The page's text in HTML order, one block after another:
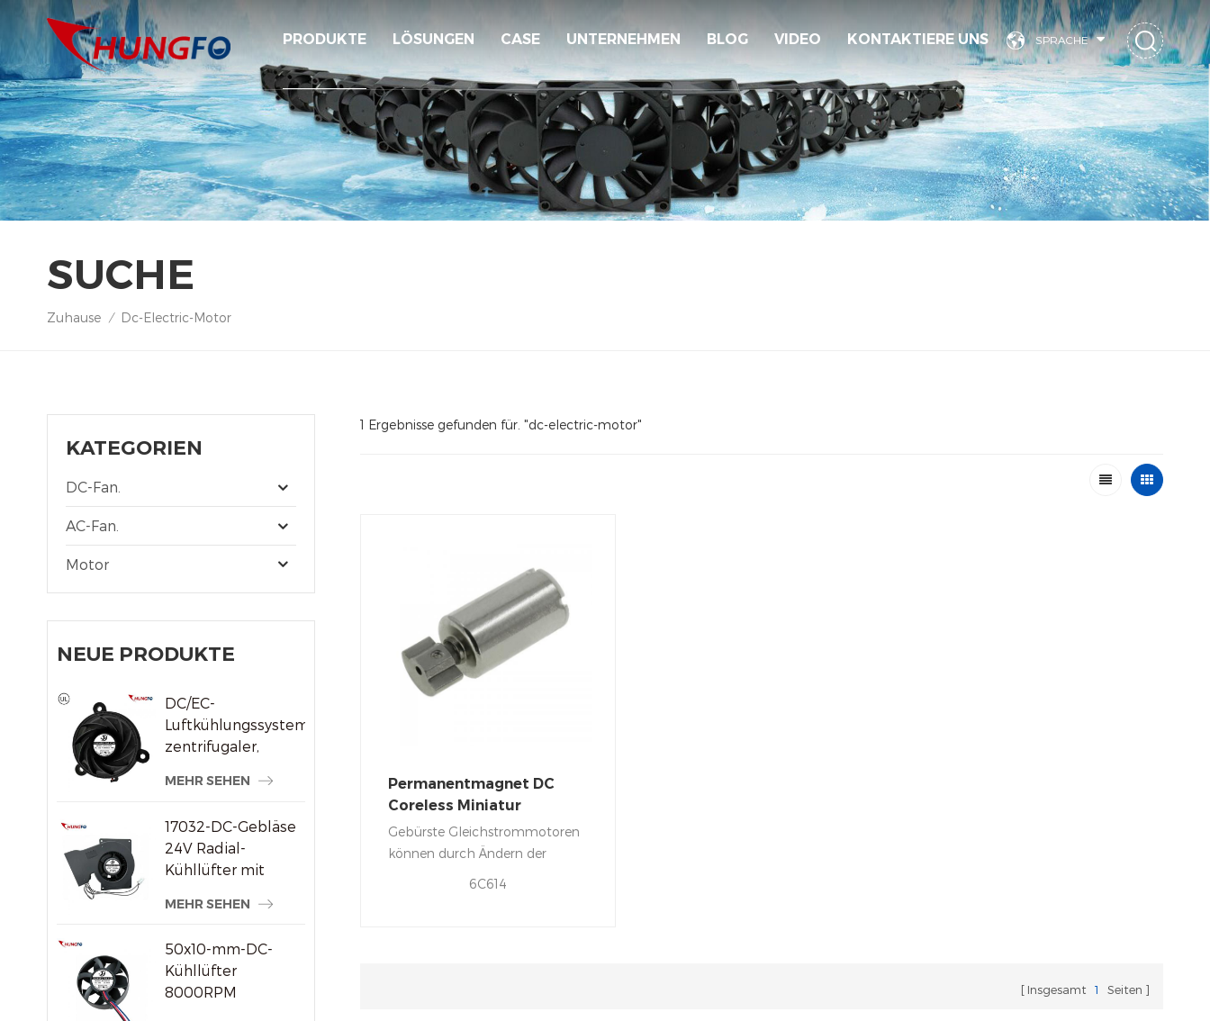
SPRACHE
PRODUKTE LÖSUNGEN CASE UNTERNEHMEN BLOG VIDEO KONTAKTIERE UNS
SUCHE
Zuhause / Dc-Electric-Motor
KATEGORIEN
DC-Fan.
AC-Fan.
Motor
NEUE PRODUKTE
DC/EC-
Luftkühlungssystem,
zentrifugaler,
Kühlerlüfter
MEHR SEHEN
17032-DC-Gebläse
24V Radial-
Kühllüfter mit
Druck
MEHR SEHEN
50x10-mm-DC-
Kühllüfter
8000RPM
1 Ergebnisse gefunden für. "dc-electric-motor"
Permanentmagnet DC
Coreless Miniatur
stummer Vibratormotor
Gebürste Gleichstrommotoren
können durch Ändern der
6C614
Insgesamt 1 Seiten